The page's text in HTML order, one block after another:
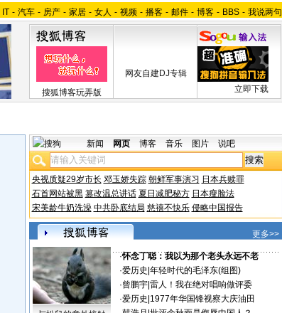
IT - 汽车 - 房产 - 家居 - 女人 - 视频 - 播客 - 邮件 - 博客 - BBS - 我说两句
搜狐博客玩弄版
网友自建DJ专辑
立即下载
新闻 网页 博客 音乐 图片 说吧
央视质疑29岁市长 邓玉娇失踪 朝鲜军事演习 日本兵赎罪
石首网站被黑 篡改温总讲话 夏日减肥秘方 日本瘦脸法
宋美龄牛奶洗澡 中共卧底结局 慈禧不快乐 侵略中国报告
更多>>
·怀念丁聪：我以为那个老头永远不老
·爱历史 年轻时代的毛泽东(组图)
·曾鹏宇| 雷人！我在绝对唱响做评委
·爱历史 1977年华国锋视察大庆油田